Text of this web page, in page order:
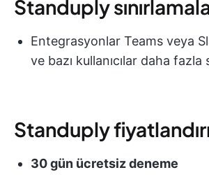
Standuply
Entegrasyonlar Teams veya
ve bazı kullanıcılar daha
Standuply
30 gün ücretsiz deneme